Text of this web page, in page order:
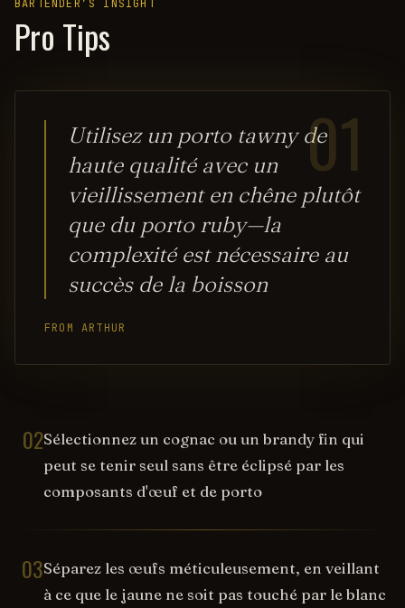
BARTENDER’S INSIGHT
Pro Tips
01
Utilisez un porto tawny de
haute qualité avec un
vieillissement en chêne plutôt
que du porto ruby—la
complexité est nécessaire au
succès de la boisson
FROM ARTHUR
02Sélectionnez un cognac ou un brandy fin qui
peut se tenir seul sans être éclipsé par les
composants d'œuf et de porto
03Séparez les œufs méticuleusement, en veillant
à ce que le jaune ne soit pas touché par le blanc